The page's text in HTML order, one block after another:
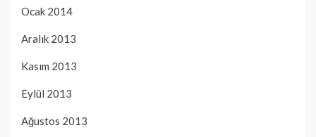
Ocak 2014
Aralık 2013
Kasım 2013
Eylül 2013
Ağustos 2013